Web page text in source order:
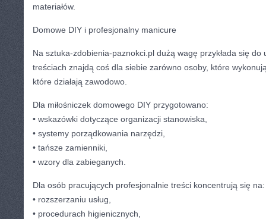
materiałów.
Domowe DIY i profesjonalny manicure
Na sztuka-zdobienia-paznokci.pl dużą wagę przykłada się do
treściach znajdą coś dla siebie zarówno osoby, które
które działają zawodowo.
Dla miłośniczek domowego DIY przygotowano:
• wskazówki dotyczące organizacji stanowiska,
• systemy porządkowania narzędzi,
• tańsze zamienniki,
• wzory dla zabieganych.
Dla osób pracujących profesjonalnie treści koncentrują się na:
• rozszerzaniu usług,
• procedurach higienicznych,